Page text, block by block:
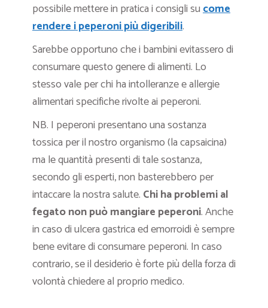
possibile mettere in pratica i consigli sucome
rendere i peperoni più digeribili.
Sarebbe opportuno che i bambini evitassero di
consumare questo genere di alimenti. Lo
stesso vale per chi ha intolleranze e allergie
alimentari specifiche rivolte ai peperoni.
NB. I peperoni presentano una sostanza
tossica per il nostro organismo (la capsaicina)
ma le quantità presenti di tale sostanza,
secondo gli esperti, non basterebbero per
intaccare la nostra salute. Chi ha problemi al
fegato non può mangiare peperoni. Anche
in caso di ulcera gastrica ed emorroidi è sempre
bene evitare di consumare peperoni. In caso
contrario, se il desiderio è forte più della forza di
volontà chiedere al proprio medico.